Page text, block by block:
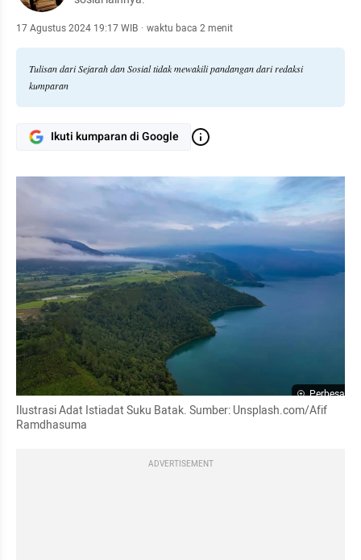
17 Agustus 2024 19:17 WIB · waktu baca 2 menit
Tulisan dari Sejarah dan Sosial tidak mewakili pandangan dari redaksi
kumparan
Ikuti kumparan di Google
Perbesar
Ilustrasi Adat Istiadat Suku Batak. Sumber: Unsplash.com/Afif
Ramdhasuma
ADVERTISEMENT